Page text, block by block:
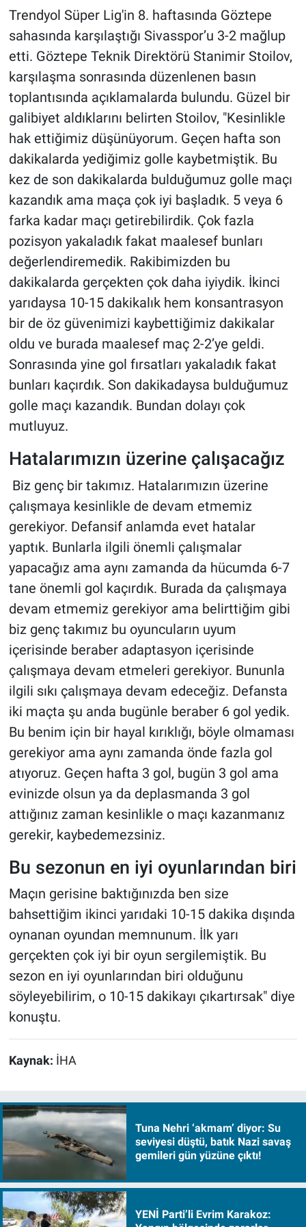
Trendyol Süper Lig'in 8. haftasında Göztepe
sahasında karşılaştığı Sivasspor’u 3-2 mağlup
etti. Göztepe Teknik Direktörü Stanimir Stoilov,
karşılaşma sonrasında düzenlenen basın
toplantısında açıklamalarda bulundu. Güzel bir
galibiyet aldıklarını belirten Stoilov, "Kesinlikle
hak ettiğimiz düşünüyorum. Geçen hafta son
dakikalarda yediğimiz golle kaybetmiştik. Bu
kez de son dakikalarda bulduğumuz golle maçı
kazandık ama maça çok iyi başladık. 5 veya 6
farka kadar maçı getirebilirdik. Çok fazla
pozisyon yakaladık fakat maalesef bunları
değerlendiremedik. Rakibimizden bu
dakikalarda gerçekten çok daha iyiydik. İkinci
yarıdaysa 10-15 dakikalık hem konsantrasyon
bir de öz güvenimizi kaybettiğimiz dakikalar
oldu ve burada maalesef maç 2-2’ye geldi.
Sonrasında yine gol fırsatları yakaladık fakat
bunları kaçırdık. Son dakikadaysa bulduğumuz
golle maçı kazandık. Bundan dolayı çok
mutluyuz.
Hatalarımızın üzerine çalışacağız
Biz genç bir takımız. Hatalarımızın üzerine
çalışmaya kesinlikle de devam etmemiz
gerekiyor. Defansif anlamda evet hatalar
yaptık. Bunlarla ilgili önemli çalışmalar
yapacağız ama aynı zamanda da hücumda 6-7
tane önemli gol kaçırdık. Burada da çalışmaya
devam etmemiz gerekiyor ama belirttiğim gibi
biz genç takımız bu oyuncuların uyum
içerisinde beraber adaptasyon içerisinde
çalışmaya devam etmeleri gerekiyor. Bununla
ilgili sıkı çalışmaya devam edeceğiz. Defansta
iki maçta şu anda bugünle beraber 6 gol yedik.
Bu benim için bir hayal kırıklığı, böyle olmaması
gerekiyor ama aynı zamanda önde fazla gol
atıyoruz. Geçen hafta 3 gol, bugün 3 gol ama
evinizde olsun ya da deplasmanda 3 gol
attığınız zaman kesinlikle o maçı kazanmanız
gerekir, kaybedemezsiniz.
Bu sezonun en iyi oyunlarından biri
Maçın gerisine baktığınızda ben size
bahsettiğim ikinci yarıdaki 10-15 dakika dışında
oynanan oyundan memnunum. İlk yarı
gerçekten çok iyi bir oyun sergilemiştik. Bu
sezon en iyi oyunlarından biri olduğunu
söyleyebilirim, o 10-15 dakikayı çıkartırsak" diye
konuştu.
Kaynak: İHA
Tuna Nehri ‘akmam’ diyor: Su
seviyesi düştü, batık Nazi savaş
gemileri gün yüzüne çıktı!
YENİ Parti’li Evrim Karakoz: